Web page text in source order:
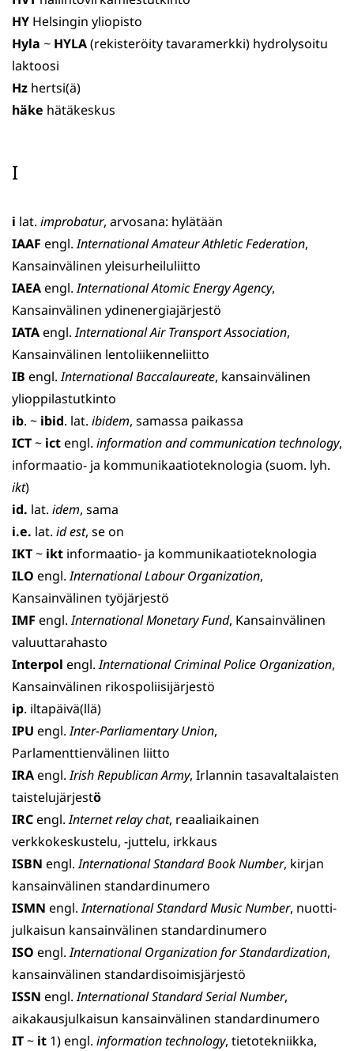
HY Helsingin yliopisto
Hyla ~ HYLA(rekisteröity tavaramerkki) hydrolysoitu
lak­toosi
Hz hertsi(ä)
häke hätäkeskus
I
i lat. improbatur, arvosana: hylätään
IAAF engl.International Amateur Athletic Federation,
Kansainvälinen yleisurheiluliitto
IAEAengl.International Atomic Energy Agency,
Kansainvälinen ydinenergiajärjestö
IATAengl.International Air Transport Association,
Kansain­välinen lentoliikenneliitto
IB engl.International Baccalaureate, kansainvälinen
ylioppilastutkinto
ib. ~ ibid. lat. ibidem, samassa paikassa
ICT~ ictengl. information and communication technology,
informaatio- ja kommunikaatioteknologia (suom. lyh.
ikt)
id. lat. idem, sama
i.e. lat. id est, se on
IKT~ ikt informaatio- ja kommunikaatioteknologia
ILO engl.International Labour Organization,
Kansainvälinen työjärjestö
IMF engl.International Monetary Fund, Kansainvälinen
valuutta­rahasto
Interpol engl.International Criminal Police Organization,
Kansainvälinen rikospoliisijärjestö
ip. iltapäivä(llä)
IPU engl.Inter-Parliamentary Union,
Parlamenttienvälinen liitto
IRAengl.Irish Republican Army, Irlannin tasavaltalaisten
taistelujärjestö
IRCengl.Internet relay chat, reaaliaikainen
verkkokeskustelu, -juttelu, irkkaus
ISBN engl.International Standard Book Number, kirjan
kansainvälinen standardinumero
ISMN engl.International Standard Music Number, nuotti­
julkaisun kansainvälinen standardinumero
ISO engl.International Organization for Standardization,
kansainvälinen standardisoimisjärjestö
ISSN engl.International Standard Serial Number,
aikakaus­julkaisun kansainvälinen standardinumero
IT~ it 1) engl. information technology, tietotekniikka,